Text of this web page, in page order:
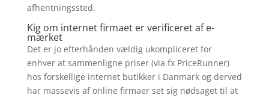
afhentningssted.
Kig om internet firmaet er verificeret af e-
mærket
Det er jo efterhånden vældig ukompliceret for
enhver at sammenligne priser (via fx PriceRunner)
hos forskellige internet butikker i Danmark og derved
har massevis af online firmaer set sig nødsaget til at